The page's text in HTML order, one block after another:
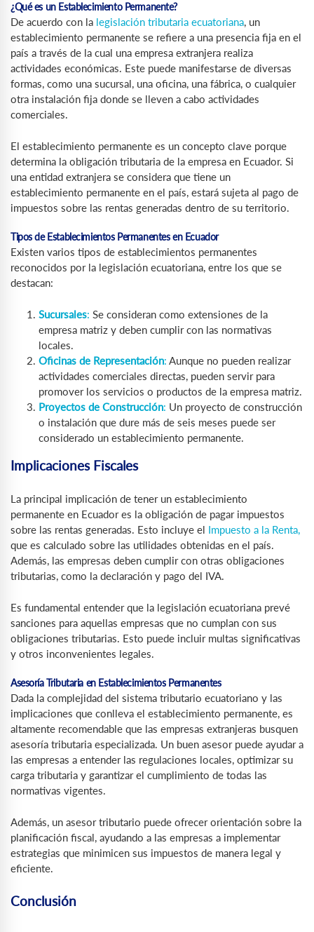
¿Qué es un Establecimiento Permanente?
De acuerdo con la legislación tributaria ecuatoriana, un
establecimiento permanente se refiere a una presencia fija en el
país a través de la cual una empresa extranjera realiza
actividades económicas. Este puede manifestarse de diversas
formas, como una sucursal, una oficina, una fábrica, o cualquier
otra instalación fija donde se lleven a cabo actividades
comerciales.
El establecimiento permanente es un concepto clave porque
determina la obligación tributaria de la empresa en Ecuador. Si
una entidad extranjera se considera que tiene un
establecimiento permanente en el país, estará sujeta al pago de
impuestos sobre las rentas generadas dentro de su territorio.
Tipos de Establecimientos Permanentes en Ecuador
Existen varios tipos de establecimientos permanentes
reconocidos por la legislación ecuatoriana, entre los que se
destacan:
Sucursales: Se consideran como extensiones de la
empresa matriz y deben cumplir con las normativas
locales.
Oficinas de Representación: Aunque no pueden realizar
actividades comerciales directas, pueden servir para
promover los servicios o productos de la empresa matriz.
Proyectos de Construcción: Un proyecto de construcción
o instalación que dure más de seis meses puede ser
considerado un establecimiento permanente.
Implicaciones Fiscales
La principal implicación de tener un establecimiento
permanente en Ecuador es la obligación de pagar impuestos
sobre las rentas generadas. Esto incluye el Impuesto a la Renta,
que es calculado sobre las utilidades obtenidas en el país.
Además, las empresas deben cumplir con otras obligaciones
tributarias, como la declaración y pago del IVA.
Es fundamental entender que la legislación ecuatoriana prevé
sanciones para aquellas empresas que no cumplan con sus
obligaciones tributarias. Esto puede incluir multas significativas
y otros inconvenientes legales.
Asesoría Tributaria en Establecimientos Permanentes
Dada la complejidad del sistema tributario ecuatoriano y las
implicaciones que conlleva el establecimiento permanente, es
altamente recomendable que las empresas extranjeras busquen
asesoría tributaria especializada. Un buen asesor puede ayudar a
las empresas a entender las regulaciones locales, optimizar su
carga tributaria y garantizar el cumplimiento de todas las
normativas vigentes.
Además, un asesor tributario puede ofrecer orientación sobre la
planificación fiscal, ayudando a las empresas a implementar
estrategias que minimicen sus impuestos de manera legal y
eficiente.
Conclusión